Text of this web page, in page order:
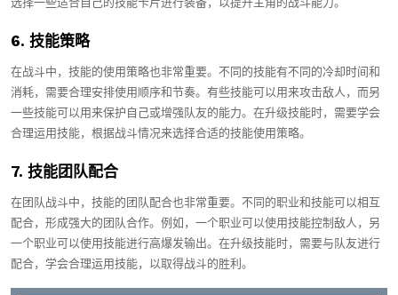
6. 技能策略
在战斗中，技能的使用策略也非常重要。不同的技能有不同的冷却时间和
消耗，需要合理安排使用顺序和节奏。有些技能可以用来攻击敌人，而另
一些技能可以用来保护自己或增强队友的能力。在升级技能时，需要学会
合理运用技能，根据战斗情况来选择合适的技能使用策略。
7. 技能团队配合
在团队战斗中，技能的团队配合也非常重要。不同的职业和技能可以相互
配合，形成强大的团队合作。例如，一个职业可以使用技能控制敌人，另
一个职业可以使用技能进行高爆发输出。在升级技能时，需要与队友进行
配合，学会合理运用技能，以取得战斗的胜利。